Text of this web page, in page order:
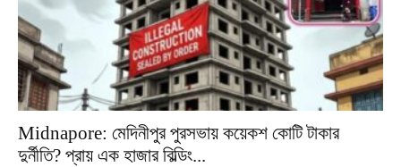
Midnapore: মেদিনীপুর পুরসভায় কয়েকশ কোটি টাকার
দুর্নীতি? প্রায় এক হাজার বিল্ডিং...